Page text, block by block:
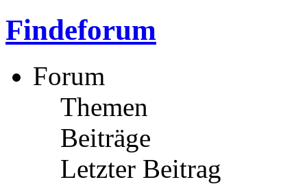
Findeforum
Forum
Themen
Beiträge
Letzter Beitrag